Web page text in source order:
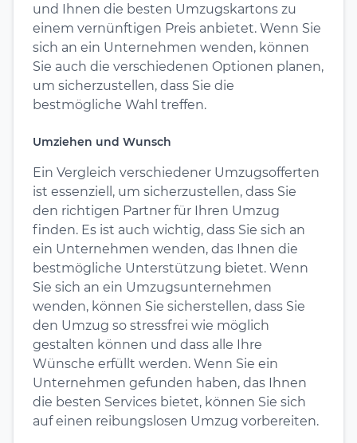
und Ihnen die besten Umzugskartons zu
einem vernünftigen Preis anbietet. Wenn Sie
sich an ein Unternehmen wenden, können
Sie auch die verschiedenen Optionen planen,
um sicherzustellen, dass Sie die
bestmögliche Wahl treffen.
Umziehen und Wunsch
Ein Vergleich verschiedener Umzugsofferten
ist essenziell, um sicherzustellen, dass Sie
den richtigen Partner für Ihren Umzug
finden. Es ist auch wichtig, dass Sie sich an
ein Unternehmen wenden, das Ihnen die
bestmögliche Unterstützung bietet. Wenn
Sie sich an ein Umzugsunternehmen
wenden, können Sie sicherstellen, dass Sie
den Umzug so stressfrei wie möglich
gestalten können und dass alle Ihre
Wünsche erfüllt werden. Wenn Sie ein
Unternehmen gefunden haben, das Ihnen
die besten Services bietet, können Sie sich
auf einen reibungslosen Umzug vorbereiten.